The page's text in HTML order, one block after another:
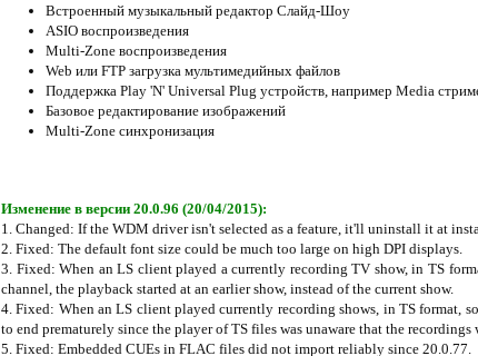
Встроенный музыкальный редактор Слайд-Шоу
ASIO воспроизведения
Multi-Zone воспроизведения
Web или FTP загрузка мультимедийных файлов
Поддержка Play 'N' Universal Plug устройств, например Media
Базовое редактирование изображений
Multi-Zone синхронизация
Изменение в версии 20.0.96 (20/04/2015):
1. Changed: If the WDM driver isn't selected as a feature, it'll uninstall it at
2. Fixed: The default font size could be much too large on high DPI displays.
3. Fixed: When an LS client played a currently recording TV show, in TS
channel, the playback started at an earlier show, instead of the current show.
4. Fixed: When an LS client played currently recording shows, in TS format,
to end prematurely since the player of TS files was unaware that the recordings
5. Fixed: Embedded CUEs in FLAC files did not import reliably since 20.0.77.